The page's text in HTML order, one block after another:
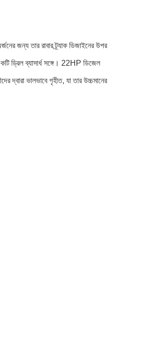
জন্য তার রাবার ট্র্যাক ডিজাইনের উপর
ড্রিল ব্যাসার্ধ সঙ্গে। 22HP ডিজেল
দ্বারা ভালভাবে গৃহীত, যা তার উচ্চমানের